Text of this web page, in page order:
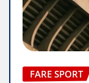
FARE SPORT